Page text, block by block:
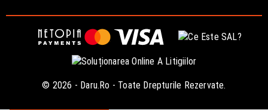
© 2026 - Daru.ro - Toate Drepturile Rezervate.